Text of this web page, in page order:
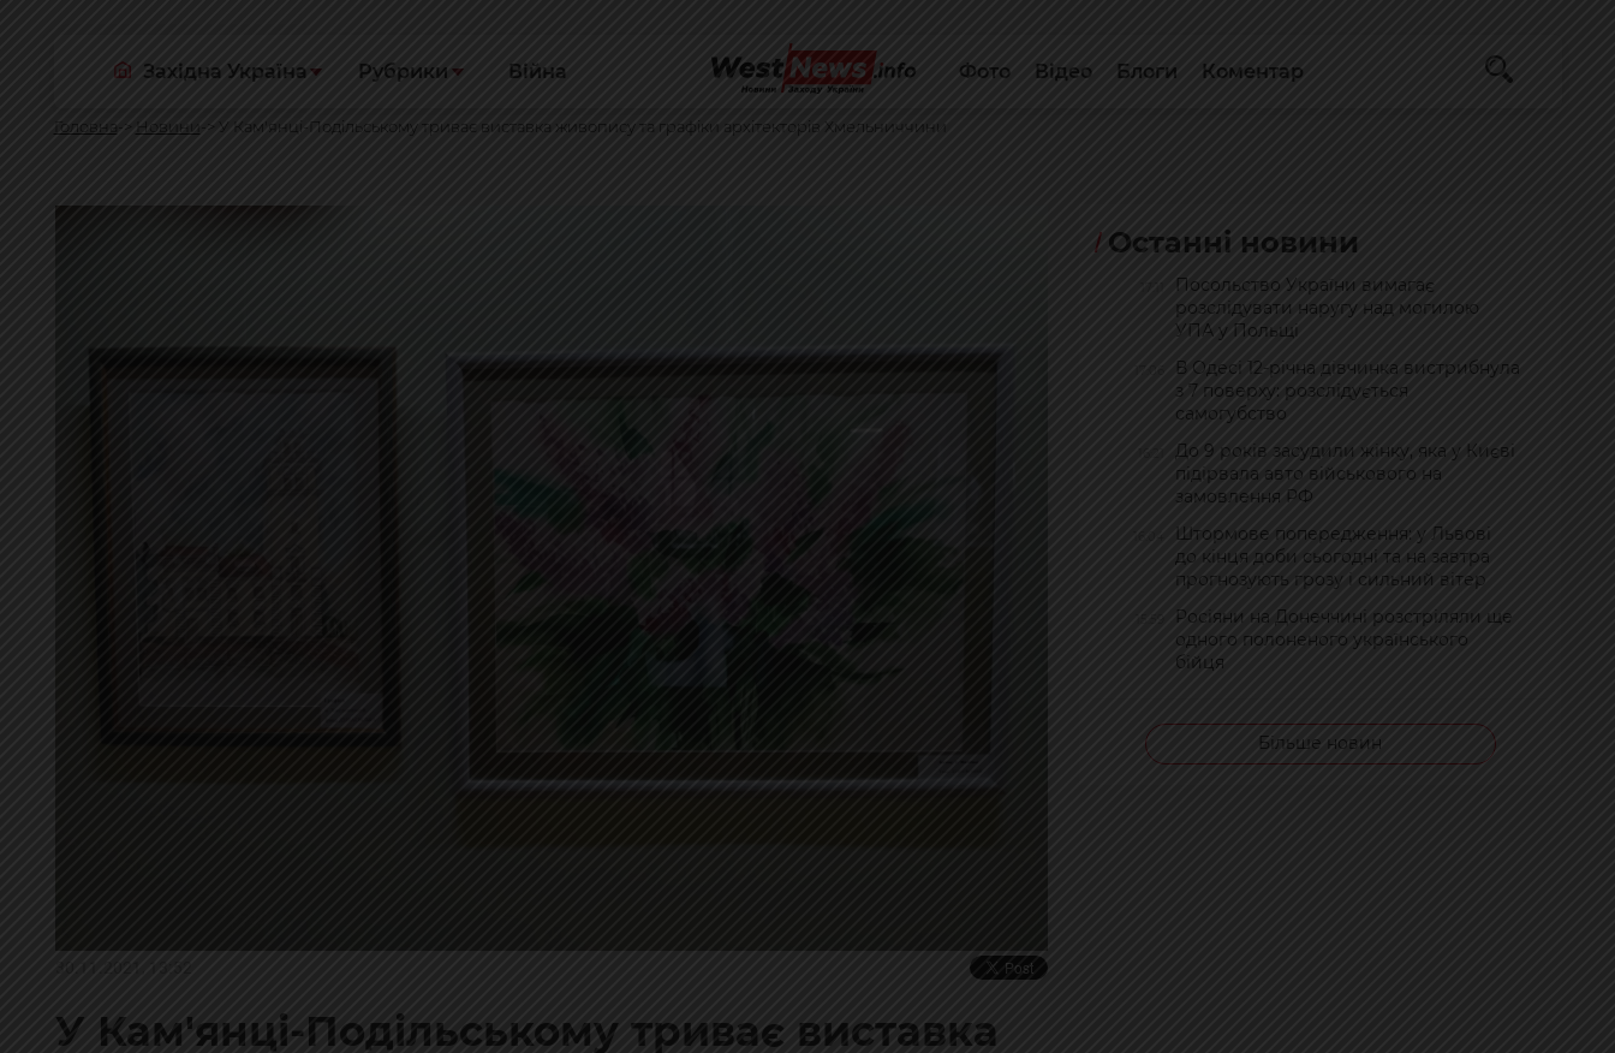
Західна Україна Рубрики Війна Фото Відео Блоги Коментар
Головна Новини У Кам'янці-Подільському триває виставка живопису та графіки архітекторів Хмельниччини
У Кам'янці-Подільському триває виставка
Останні новини
Посольство України вимагає
розслідувати наругу над могилою
УПА у Польщі
В Одесі 12-річна дівчинка вистрибнула
з 7 поверху: розслідується
самогубство
До 9 років засудили жінку, яка у Києві
підірвала авто військового на
замовлення РФ
Штормове попередження: у Львові
до кінця доби сьогодні та на завтра
прогнозують грозу і сильний вітер
Росіяни на Донеччині розстріляли ще
одного полоненого українського
бійця
Більше новин